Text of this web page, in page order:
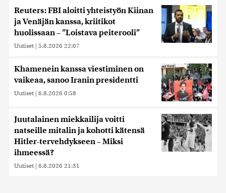
Reuters: FBI aloitti yhteistyön Kiinan
ja Venäjän kanssa, kriitikot
huolissaan – ”Loistava peiterooli”
Uutiset | 5.8.2026 22:07
Khamenein kanssa viestiminen on
vaikeaa, sanoo Iranin presidentti
Uutiset | 6.8.2026 0:58
Juutalainen miekkailija voitti
natseille mitalin ja kohotti kätensä
Hitler-tervehdykseen – Miksi
ihmeessä?
Uutiset | 6.8.2026 21:31